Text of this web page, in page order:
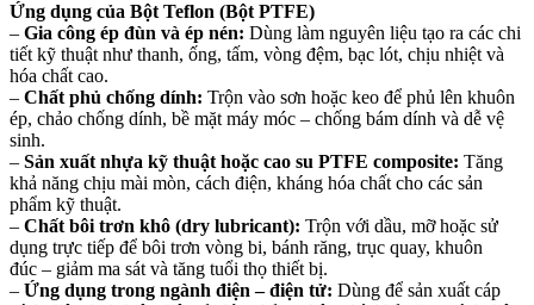
Ứng dụng của Bột Teflon (Bột PTFE)
– Gia công ép đùn và ép nén: Dùng làm nguyên liệu tạo ra các chi
tiết kỹ thuật như thanh, ống, tấm, vòng đệm, bạc lót, chịu nhiệt và
hóa chất cao.
– Chất phủ chống dính: Trộn vào sơn hoặc keo để phủ lên khuôn
ép, chảo chống dính, bề mặt máy móc – chống bám dính và dễ vệ
sinh.
– Sản xuất nhựa kỹ thuật hoặc cao su PTFE composite: Tăng
khả năng chịu mài mòn, cách điện, kháng hóa chất cho các sản
phẩm kỹ thuật.
– Chất bôi trơn khô (dry lubricant): Trộn với dầu, mỡ hoặc sử
dụng trực tiếp để bôi trơn vòng bi, bánh răng, trục quay, khuôn
đúc – giảm ma sát và tăng tuổi thọ thiết bị.
– Ứng dụng trong ngành điện – điện tử: Dùng để sản xuất cáp